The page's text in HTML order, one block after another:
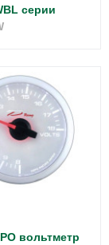
серии
вольтметр